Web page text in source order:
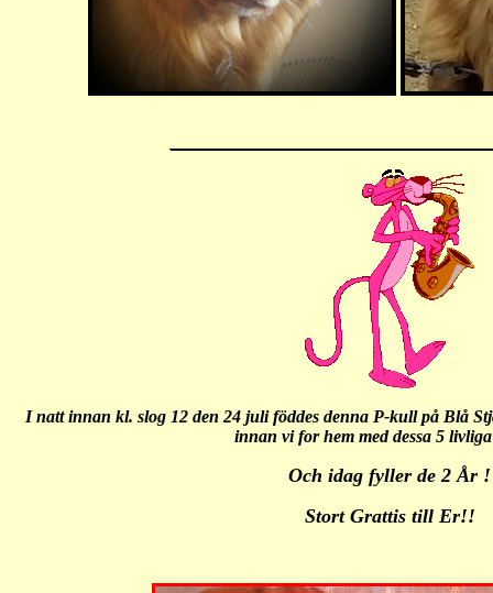
I natt innan kl. slog 12 den 24 juli föddes denna P-kull på Blå
innan vi for hem med dessa 5
Och idag fyller de 2 År !
Stort Grattis till Er!!